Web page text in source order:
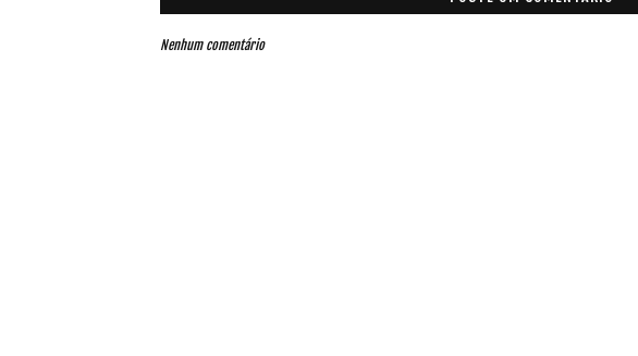
Nenhum comentário